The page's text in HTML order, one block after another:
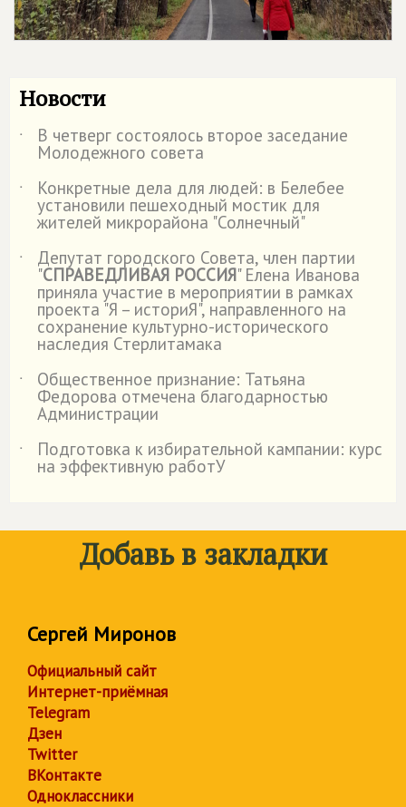
Новости
˙ В четверг состоялось второе заседание
Молодежного совета
˙
Конкретные дела для людей: в Белебее
установили пешеходный мостик для
жителей микрорайона "Солнечный"
˙
Депутат городского Совета, член партии
"СПРАВЕДЛИВАЯ РОССИЯ" Елена Иванова
приняла участие в мероприятии в рамках
проекта "Я – историЯ", направленного на
сохранение культурно-исторического
наследия Стерлитамака
˙
Общественное признание: Татьяна
Федорова отмечена благодарностью
Администрации
˙
Подготовка к избирательной кампании: курс
на эффективную работУ
Добавь в закладки
Сергей Миронов
Официальный сайт
Интернет-приёмная
Telegram
Дзен
Twitter
ВКонтакте
Одноклассники